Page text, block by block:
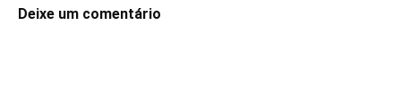
Deixe um comentário